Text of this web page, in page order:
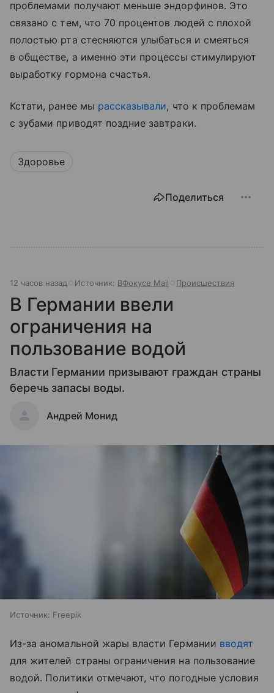
проблемами получают меньше эндорфинов. Это
связано с тем, что 70 процентов людей с плохой
полостью рта стесняются улыбаться и смеяться
в обществе, а именно эти процессы стимулируют
выработку гормона счастья.
Кстати, ранее мы рассказывали, что к проблемам
с зубами приводят поздние завтраки.
Здоровье
Поделиться
12 часов назад Источник: ВФокусе Mail Происшествия
В Германии ввели
ограничения на
пользование водой
Власти Германии призывают граждан страны
беречь запасы воды.
Андрей Монид
Источник: Freepik
Из-за аномальной жары власти Германии вводят
для жителей страны ограничения на пользование
водой. Политики отмечают, что погодные условия